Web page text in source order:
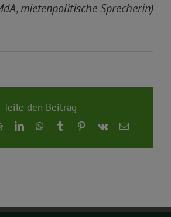
mietenpolitische Sprecherin)
Teile den Beitrag
RedditLinkedInWhatsApp
TumblrPinterest
Vk
E-